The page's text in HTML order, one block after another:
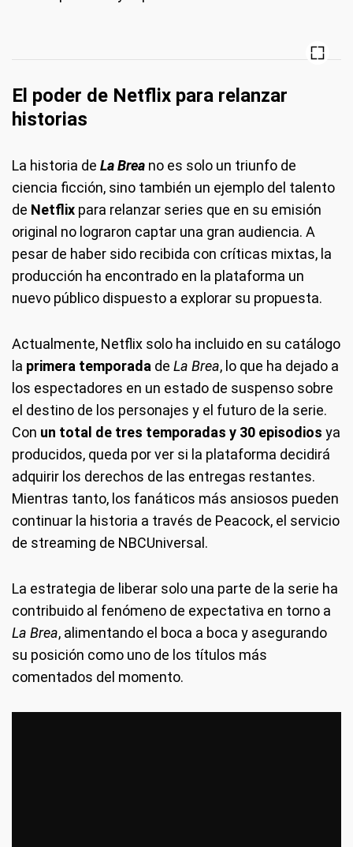
El poder de Netflix para relanzar
historias
La historia de La Brea no es solo un triunfo de
ciencia ficción, sino también un ejemplo del talento
de Netflix para relanzar series que en su emisión
original no lograron captar una gran audiencia. A
pesar de haber sido recibida con críticas mixtas, la
producción ha encontrado en la plataforma un
nuevo público dispuesto a explorar su propuesta.
Actualmente, Netflix solo ha incluido en su catálogo
la primera temporada de La Brea, lo que ha dejado a
los espectadores en un estado de suspenso sobre
el destino de los personajes y el futuro de la serie.
Con un total de tres temporadas y 30 episodios ya
producidos, queda por ver si la plataforma decidirá
adquirir los derechos de las entregas restantes.
Mientras tanto, los fanáticos más ansiosos pueden
continuar la historia a través de Peacock, el servicio
de streaming de NBCUniversal.
La estrategia de liberar solo una parte de la serie ha
contribuido al fenómeno de expectativa en torno a
La Brea, alimentando el boca a boca y asegurando
su posición como uno de los títulos más
comentados del momento.